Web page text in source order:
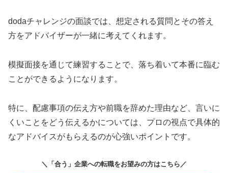
dodaチャレンジの面談では、想定される質問とその答え
方をアドバイザーが一緒に考えてくれます。
模擬面接を通じて練習することで、落ち着いて本番に臨む
ことができるようになります。
特に、配慮事項の伝え方や前職を辞めた理由など、言いに
くいことをどう伝えるかについては、プロの視点で具体的
なアドバイスがもらえるのが心強いポイントです。
＼「合う」企業への転職をお望みの方はこちら／